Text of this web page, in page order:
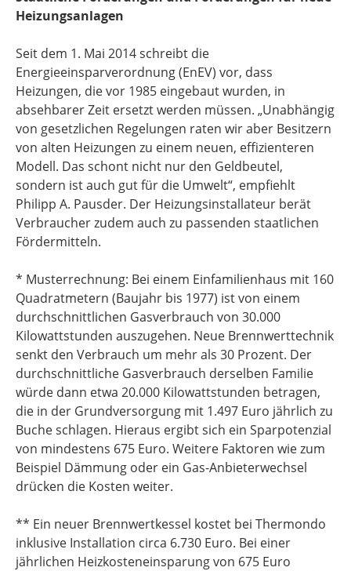
Heizungsanlagen
Seit dem 1. Mai 2014 schreibt die
Energieeinsparverordnung (EnEV) vor, dass
Heizungen, die vor 1985 eingebaut wurden, in
absehbarer Zeit ersetzt werden müssen. „Unabhängig
von gesetzlichen Regelungen raten wir aber Besitzern
von alten Heizungen zu einem neuen, effizienteren
Modell. Das schont nicht nur den Geldbeutel,
sondern ist auch gut für die Umwelt“, empfiehlt
Philipp A. Pausder. Der Heizungsinstallateur berät
Verbraucher zudem auch zu passenden staatlichen
Fördermitteln.
* Musterrechnung: Bei einem Einfamilienhaus mit 160
Quadratmetern (Baujahr bis 1977) ist von einem
durchschnittlichen Gasverbrauch von 30.000
Kilowattstunden auszugehen. Neue Brennwerttechnik
senkt den Verbrauch um mehr als 30 Prozent. Der
durchschnittliche Gasverbrauch derselben Familie
würde dann etwa 20.000 Kilowattstunden betragen,
die in der Grundversorgung mit 1.497 Euro jährlich zu
Buche schlagen. Hieraus ergibt sich ein Sparpotenzial
von mindestens 675 Euro. Weitere Faktoren wie zum
Beispiel Dämmung oder ein Gas-Anbieterwechsel
drücken die Kosten weiter.
** Ein neuer Brennwertkessel kostet bei Thermondo
inklusive Installation circa 6.730 Euro. Bei einer
jährlichen Heizkosteneinsparung von 675 Euro